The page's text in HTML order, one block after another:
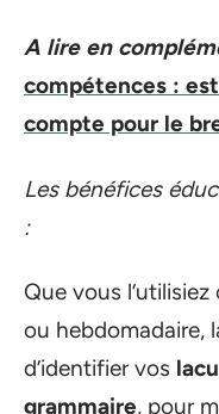
A lire en
compétences :
compte pour le
Les bénéfices
:
Que vous
ou hebdomadaire,
d’identifier vos
grammaire, pour